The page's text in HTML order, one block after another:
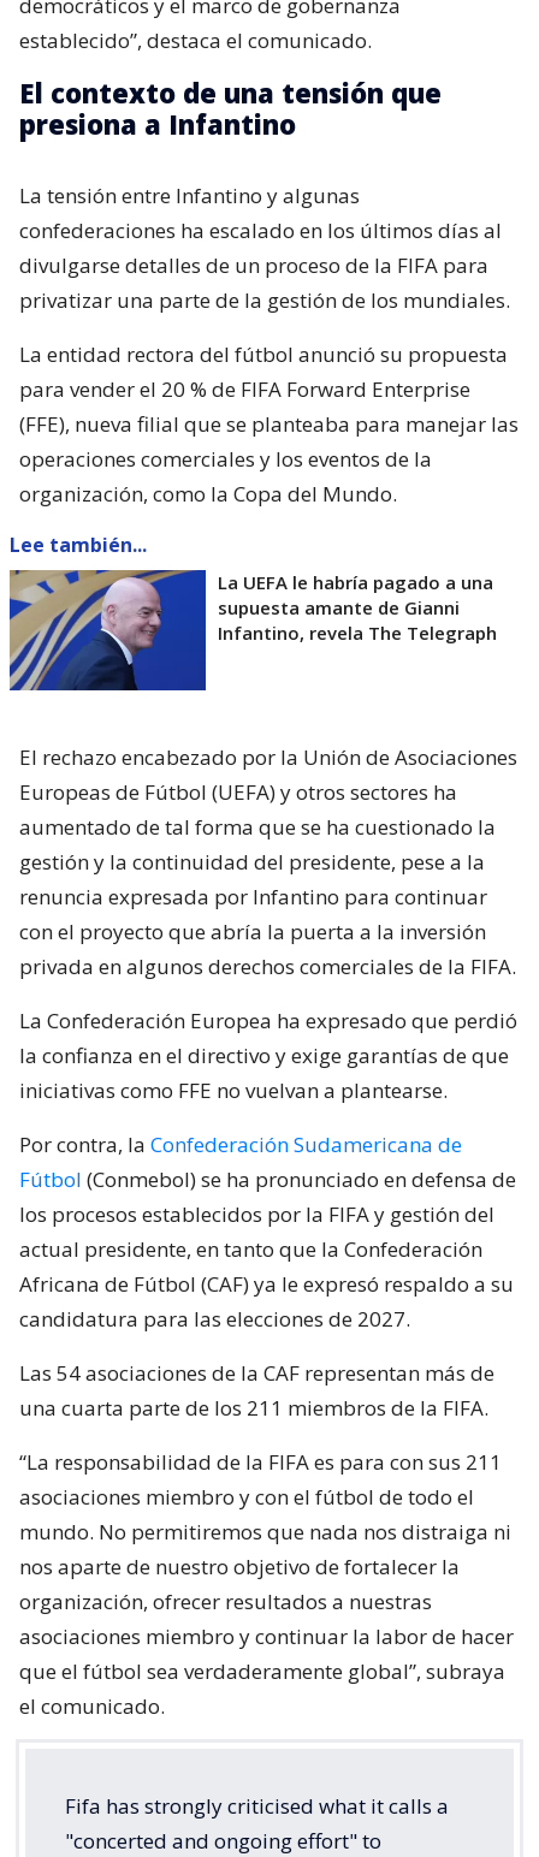
democráticos y el marco de gobernanza
establecido”, destaca el comunicado.
El contexto de una tensión que
presiona a Infantino
La tensión entre Infantino y algunas
confederaciones ha escalado en los últimos días al
divulgarse detalles de un proceso de la FIFA para
privatizar una parte de la gestión de los mundiales.
La entidad rectora del fútbol anunció su propuesta
para vender el 20 % de FIFA Forward Enterprise
(FFE), nueva filial que se planteaba para manejar las
operaciones comerciales y los eventos de la
organización, como la Copa del Mundo.
Lee también...
La UEFA le habría pagado a una
supuesta amante de Gianni
Infantino, revela The Telegraph
El rechazo encabezado por la Unión de Asociaciones
Europeas de Fútbol (UEFA) y otros sectores ha
aumentado de tal forma que se ha cuestionado la
gestión y la continuidad del presidente, pese a la
renuncia expresada por Infantino para continuar
con el proyecto que abría la puerta a la inversión
privada en algunos derechos comerciales de la FIFA.
La Confederación Europea ha expresado que perdió
la confianza en el directivo y exige garantías de que
iniciativas como FFE no vuelvan a plantearse.
Por contra, la Confederación Sudamericana de
Fútbol (Conmebol) se ha pronunciado en defensa de
los procesos establecidos por la FIFA y gestión del
actual presidente, en tanto que la Confederación
Africana de Fútbol (CAF) ya le expresó respaldo a su
candidatura para las elecciones de 2027.
Las 54 asociaciones de la CAF representan más de
una cuarta parte de los 211 miembros de la FIFA.
“La responsabilidad de la FIFA es para con sus 211
asociaciones miembro y con el fútbol de todo el
mundo. No permitiremos que nada nos distraiga ni
nos aparte de nuestro objetivo de fortalecer la
organización, ofrecer resultados a nuestras
asociaciones miembro y continuar la labor de hacer
que el fútbol sea verdaderamente global”, subraya
el comunicado.
Fifa has strongly criticised what it calls a
"concerted and ongoing effort" to